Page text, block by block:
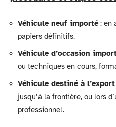
Véhicule neuf importé: en
papiers définitifs.
Véhicule d’occasion
ou techniques en cours,
Véhicule destiné à l’export
jusqu’à la frontière, ou lors
professionnel.